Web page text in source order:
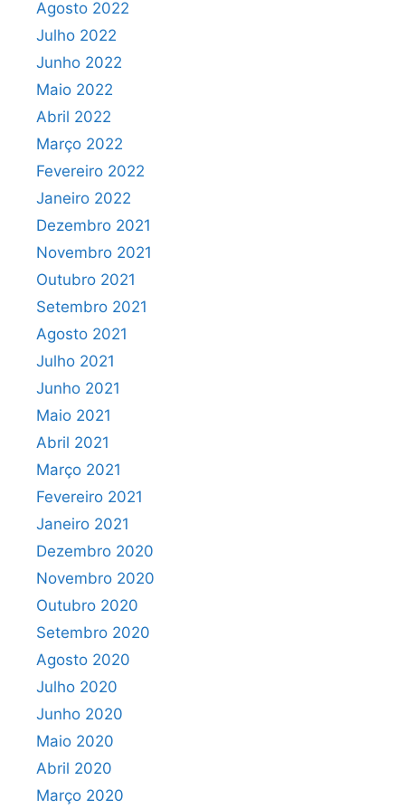
Agosto 2022
Julho 2022
Junho 2022
Maio 2022
Abril 2022
Março 2022
Fevereiro 2022
Janeiro 2022
Dezembro 2021
Novembro 2021
Outubro 2021
Setembro 2021
Agosto 2021
Julho 2021
Junho 2021
Maio 2021
Abril 2021
Março 2021
Fevereiro 2021
Janeiro 2021
Dezembro 2020
Novembro 2020
Outubro 2020
Setembro 2020
Agosto 2020
Julho 2020
Junho 2020
Maio 2020
Abril 2020
Março 2020